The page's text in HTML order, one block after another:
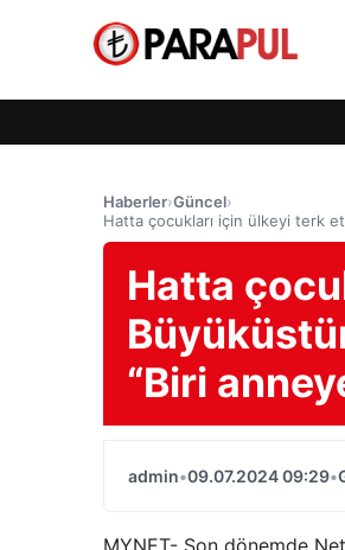
Haberler›Güncel›
Hatta çocukları için ülkeyi terk
Hatta
“Biri
admin•09.07.2024 09:29•
MYNET- Son dönemde